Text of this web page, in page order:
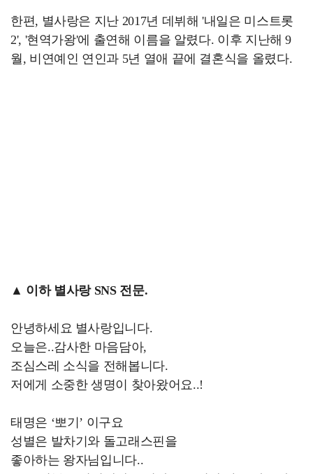
한편, 별사랑은 지난 2017년 데뷔해 '내일은 미스트롯
2', '현역가왕'에 출연해 이름을 알렸다. 이후 지난해 9
월, 비연예인 연인과 5년 열애 끝에 결혼식을 올렸다.
▲ 이하 별사랑 SNS 전문.
안녕하세요 별사랑입니다.
오늘은..감사한 마음담아,
조심스레 소식을 전해봅니다.
저에게 소중한 생명이 찾아왔어요..!
태명은 ‘뽀기’ 이구요
성별은 발차기와 돌고래스핀을
좋아하는 왕자님입니다..